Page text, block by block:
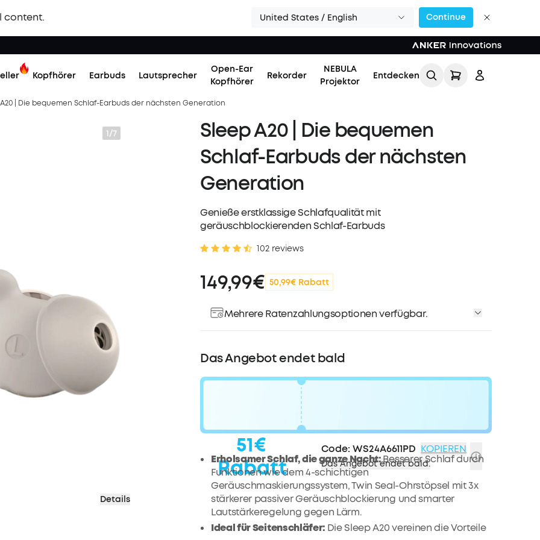
content. United States / English Continue
Kopfhörer Earbuds Lautsprecher
Open-Ear
Kopfhörer
Rekorder
NEBULA
Projektor
Entdecken
Meine Bestellung
| Die bequemen Schlaf-Earbuds der nächsten Generation
1/7
Details
Sleep A20 | Die bequemen
Schlaf-Earbuds der nächsten
Generation
Genieße erstklassige Schlafqualität mit
geräuschblockierenden Schlaf-Earbuds
102 reviews
149,99€ 50,99€ Rabatt
Mehrere Ratenzahlungsoptionen verfügbar.
Das Angebot endet bald
51€
Rabatt
Code:WS24A6611PD KOPIEREN
Das Angebot endet bald.
Erholsamer Schlaf, die ganze Nacht:Besserer Schlaf durch
Funktionen wie dem 4-schichtigen
Geräuschmaskierungssystem, Twin Seal-Ohrstöpsel mit 3x
stärkerer passiver Geräuschblockierung und smarter
Lautstärkeregelung gegen Lärm.
Ideal für Seitenschläfer: Die Sleep A20 vereinen die Vorteile